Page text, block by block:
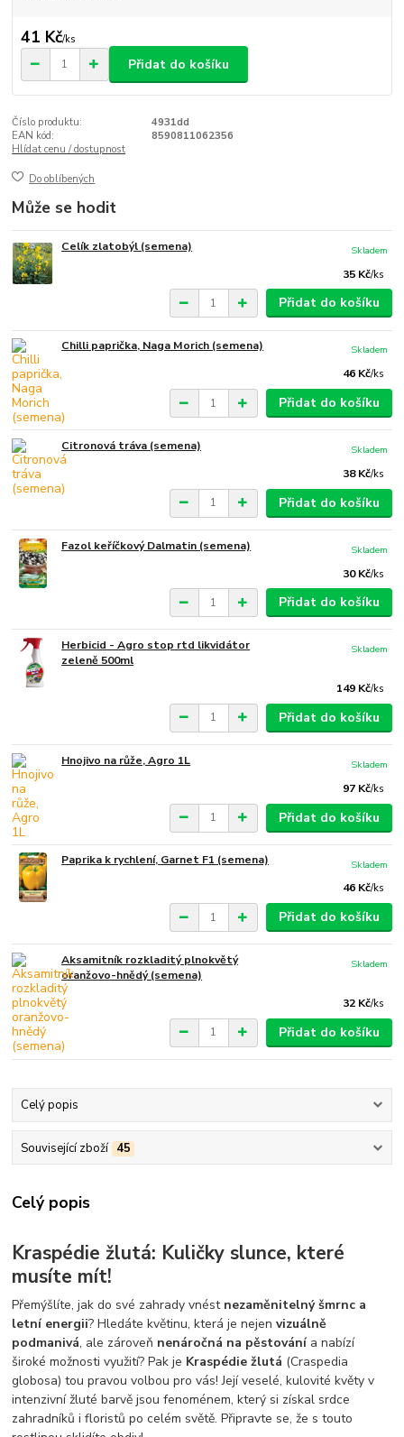
41 Kč/ks
Přidat do košíku
Číslo produktu:
4931dd
EAN kód:
8590811062356
Hlídat cenu / dostupnost
Do oblíbených
Může se hodit
Celík zlatobýl (semena)
35 Kč/ks
Skladem
Přidat do košíku
Chilli paprička, Naga Morich (semena)
46 Kč/ks
Skladem
Přidat do košíku
Citronová tráva (semena)
38 Kč/ks
Skladem
Přidat do košíku
Fazol keříčkový Dalmatin (semena)
30 Kč/ks
Skladem
Přidat do košíku
Herbicid - Agro stop rtd likvidátor
zeleně 500ml
149 Kč/ks
Skladem
Přidat do košíku
Hnojivo na růže, Agro 1L
97 Kč/ks
Skladem
Přidat do košíku
Paprika k rychlení, Garnet F1 (semena)
46 Kč/ks
Skladem
Přidat do košíku
Aksamitník rozkladitý plnokvětý
oranžovo-hnědý (semena)
32 Kč/ks
Skladem
Přidat do košíku
Celý popis
Související zboží 45
Celý popis
Kraspédie žlutá: Kuličky slunce, které
musíte mít!
Přemýšlíte, jak do své zahrady vnést nezaměnitelný šmrnc a
letní energii? Hledáte květinu, která je nejenvizuálně
podmanivá, ale zároveň nenáročná na pěstovánía nabízí
široké možnosti využití? Pak je Kraspédie žlutá (Craspedia
globosa) tou pravou volbou pro vás! Její veselé, kulovité květy v
intenzivní žluté barvě jsou fenoménem, který si získal srdce
zahradníků i floristů po celém světě. Připravte se, že s touto